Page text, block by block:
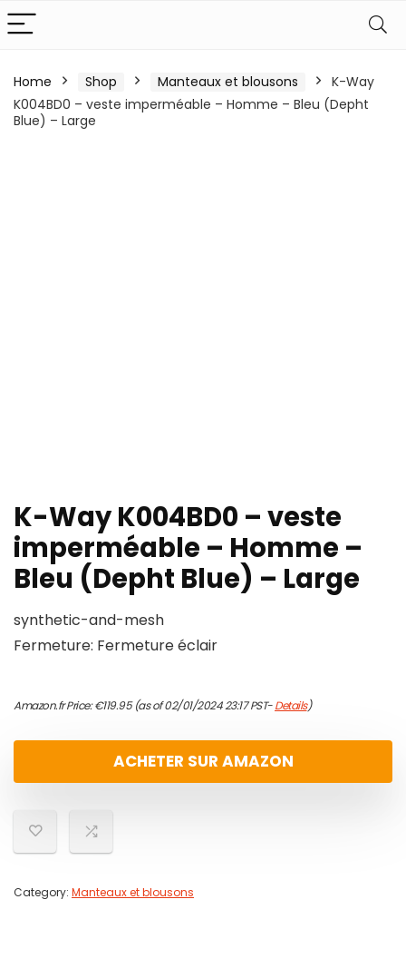
Home Shop Manteaux et blousons
K-Way
K004BD0 – veste imperméable – Homme – Bleu (Depht
Blue) – Large
K-Way K004BD0 – veste
imperméable – Homme –
Bleu (Depht Blue) – Large
synthetic-and-mesh
Fermeture: Fermeture éclair
Amazon.fr Price:€119.95(as of 02/01/2024 23:17 PST-Details)
ACHETER SUR AMAZON
Category: Manteaux et blousons